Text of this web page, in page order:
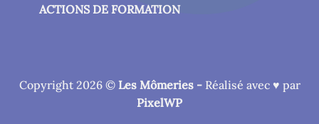
ACTIONS DE FORMATION
Copyright 2026 © Les Mômeries - Réalisé avec ♥ par
PixelWP